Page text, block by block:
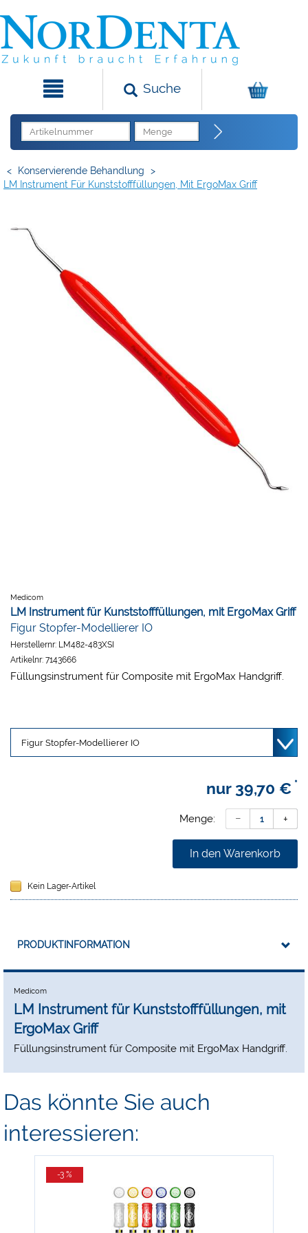
Suche
< Konservierende Behandlung
>
LM Instrument Für Kunststofffüllungen, Mit ErgoMax Griff
Medicom
LM Instrument für Kunststofffüllungen, mit ErgoMax Griff
Figur Stopfer-Modellierer IO
Herstellernr: LM482-483XSI
Artikelnr: 7143666
Füllungsinstrument für Composite mit ErgoMax Handgriff.
nur 39,70 € *
Menge:
In den Warenkorb
Kein Lager-Artikel
PRODUKTINFORMATION
Medicom
LM Instrument für Kunststofffüllungen, mit
ErgoMax Griff
Füllungsinstrument für Composite mit ErgoMax Handgriff.
Das könnte Sie auch
interessieren:
-3 %